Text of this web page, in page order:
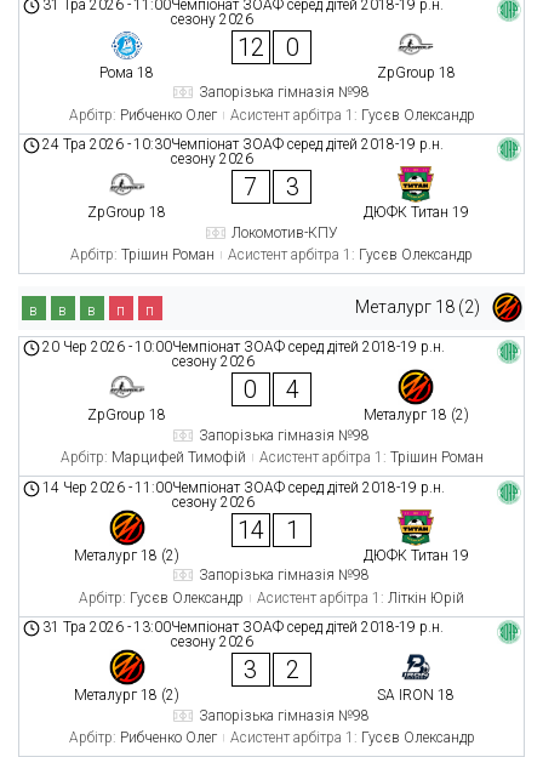
Чемпіонат ЗОАФ серед дітей 2018-19 р.н.
сезону 2026
31 Тра 2026 -11:00
Рома 18
12 0
ZpGroup 18
Запорізька гімназія №98
Арбітр: Рибченко Олег Асистент арбітра 1: Гусєв Олександр
Чемпіонат ЗОАФ серед дітей 2018-19 р.н.
сезону 2026
24 Тра 2026 -10:30
ZpGroup 18
7 3
ДЮФК Титан 19
Локомотив-КПУ
Арбітр: Трішин Роман Асистент арбітра 1: Гусєв Олександр
Металург 18 (2)
в в в п п
Чемпіонат ЗОАФ серед дітей 2018-19 р.н.
сезону 2026
20 Чер 2026 -10:00
ZpGroup 18
0 4
Металург 18 (2)
Запорізька гімназія №98
Арбітр: Марцифей Тимофій Асистент арбітра 1: Трішин Роман
Чемпіонат ЗОАФ серед дітей 2018-19 р.н.
сезону 2026
14 Чер 2026 -11:00
Металург 18 (2)
14 1
ДЮФК Титан 19
Запорізька гімназія №98
Арбітр: Гусєв Олександр Асистент арбітра 1: Літкін Юрій
Чемпіонат ЗОАФ серед дітей 2018-19 р.н.
сезону 2026
31 Тра 2026 -13:00
Металург 18 (2)
3 2
SA IRON 18
Запорізька гімназія №98
Арбітр: Рибченко Олег Асистент арбітра 1: Гусєв Олександр